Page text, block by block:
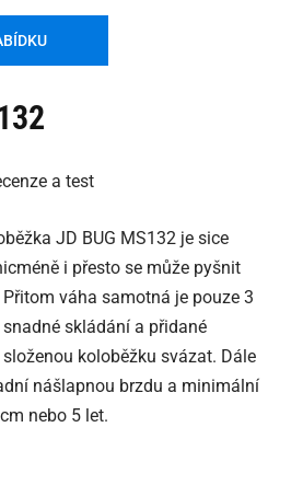
JD BUG MS132 je sice
i přesto se může pyšnit
váha samotná je pouze 3
skládání a přidané
koloběžku svázat. Dále
nášlapnou brzdu a minimální
nebo 5 let.